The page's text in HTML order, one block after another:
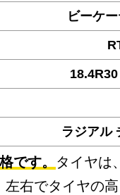
ビーケ
ラジアル
です。 タイヤは
右でタイヤの